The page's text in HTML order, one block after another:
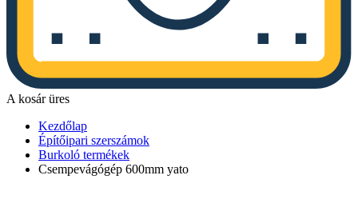
A kosár üres
Kezdőlap
Építőipari szerszámok
Burkoló termékek
Csempevágógép 600mm yato